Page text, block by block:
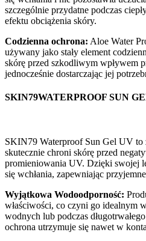
szczególnie przydatne podczas
efektu obciążenia skóry.
Codzienna ochrona: Aloe Water
używany jako stały element
skórę przed szkodliwym wpływem
jednocześnie dostarczając jej
SKIN79WATERPROOF SUN
SKIN79 Waterproof Sun Gel UV to
skutecznie chroni skórę przed
promieniowania UV. Dzięki swojej
się wchłania, zapewniając
Wyjątkowa Wodoodporność:
właściwości, co czyni go idealnym
wodnych lub podczas
ochrona utrzymuje się nawet w